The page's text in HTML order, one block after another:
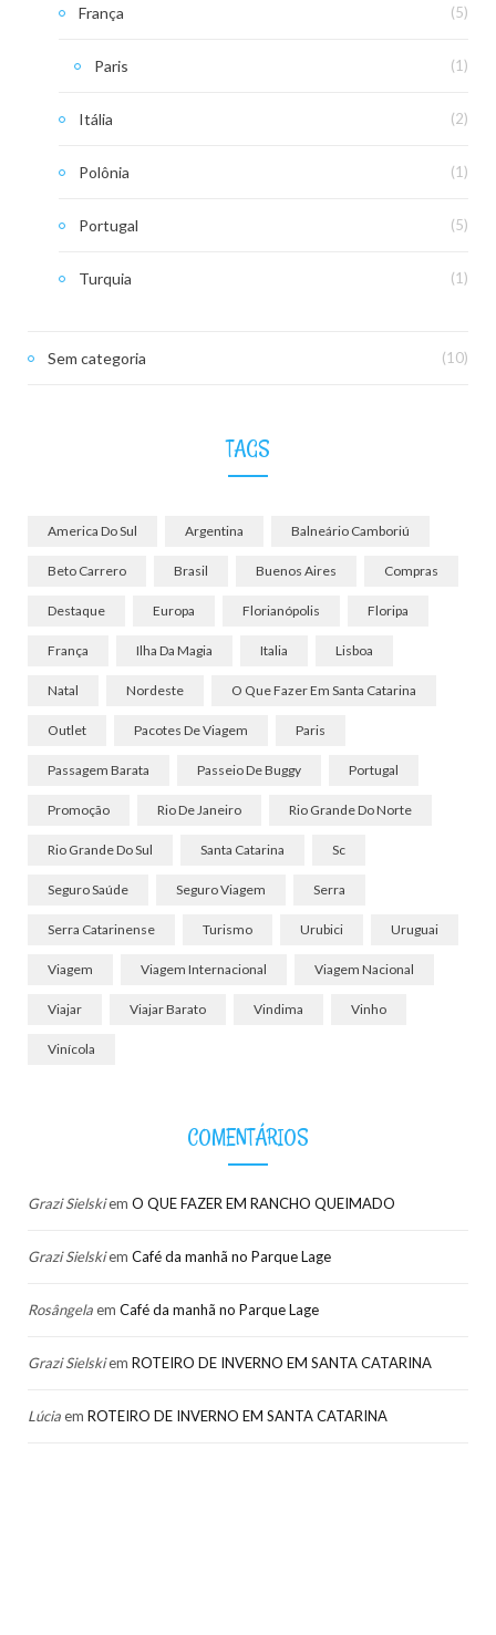
França (5)
Paris (1)
Itália (2)
Polônia (1)
Portugal (5)
Turquia (1)
Sem categoria (10)
TAGS
America Do Sul Argentina Balneário Camboriú
Beto Carrero Brasil Buenos Aires Compras
Destaque Europa Florianópolis Floripa
França Ilha Da Magia Italia Lisboa
Natal Nordeste O Que Fazer Em Santa Catarina
Outlet Pacotes De Viagem Paris
Passagem Barata Passeio De Buggy Portugal
Promoção Rio De Janeiro Rio Grande Do Norte
Rio Grande Do Sul Santa Catarina Sc
Seguro Saúde Seguro Viagem Serra
Serra Catarinense Turismo Urubici Uruguai
Viagem Viagem Internacional Viagem Nacional
Viajar Viajar Barato Vindima Vinho
Vinícola
COMENTÁRIOS
Grazi Sielskiem O QUE FAZER EM RANCHO QUEIMADO
Grazi Sielskiem Café da manhã no Parque Lage
Rosângelaem Café da manhã no Parque Lage
Grazi Sielskiem ROTEIRO DE INVERNO EM SANTA CATARINA
Lúciaem ROTEIRO DE INVERNO EM SANTA CATARINA